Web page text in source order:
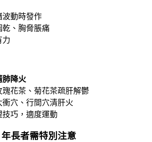
波動時發作
乾、胸脅脹痛
力
肺降火
花茶、菊花茶疏肝解鬱
衝穴、行間穴清肝火
巧，適度運動
長者需特別注意